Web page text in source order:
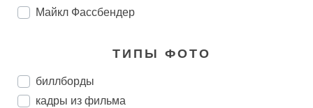
Майкл Фассбендер
ТИПЫ ФОТО
биллборды
кадры из фильма